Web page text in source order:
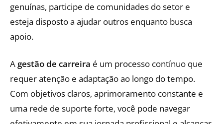
genuínas, participe de comunidades do setor e
esteja disposto a ajudar outros enquanto busca
apoio.
Agestão de carreira é um processo contínuo que
requer atenção e adaptação ao longo do tempo.
Com objetivos claros, aprimoramento constante e
uma rede de suporte forte, você pode navegar